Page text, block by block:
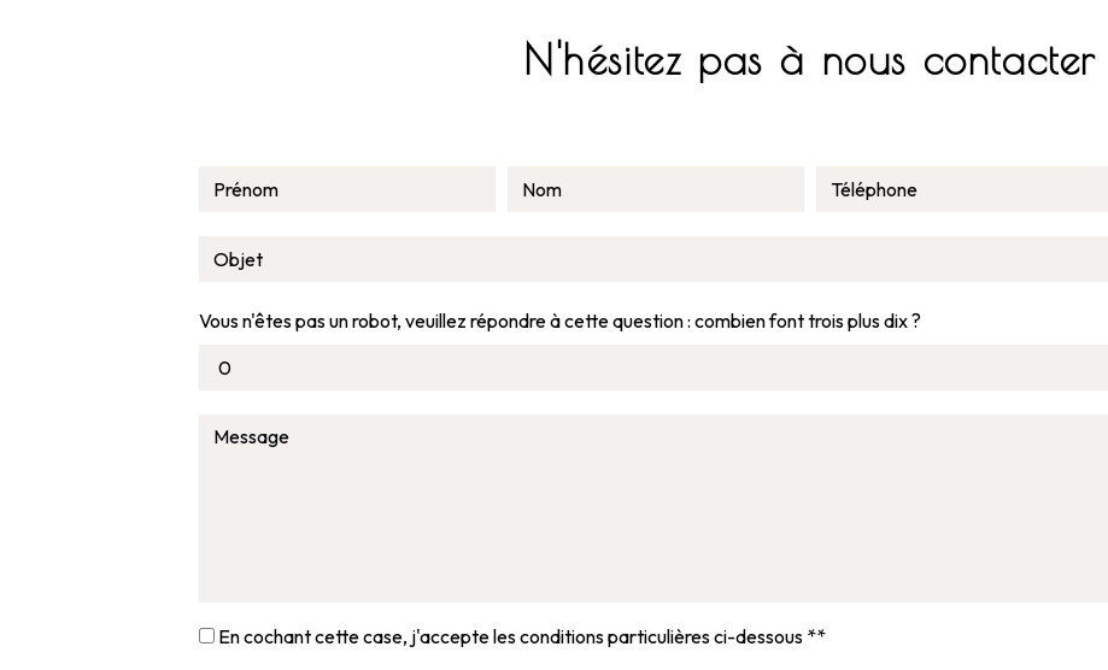
N'hésitez pas à nous contacter
Vous n'êtes pas un robot, veuillez répondre à cette question : combien font trois plus dix ?
En cochant cette case, j'accepte les conditions particulières ci-dessous **